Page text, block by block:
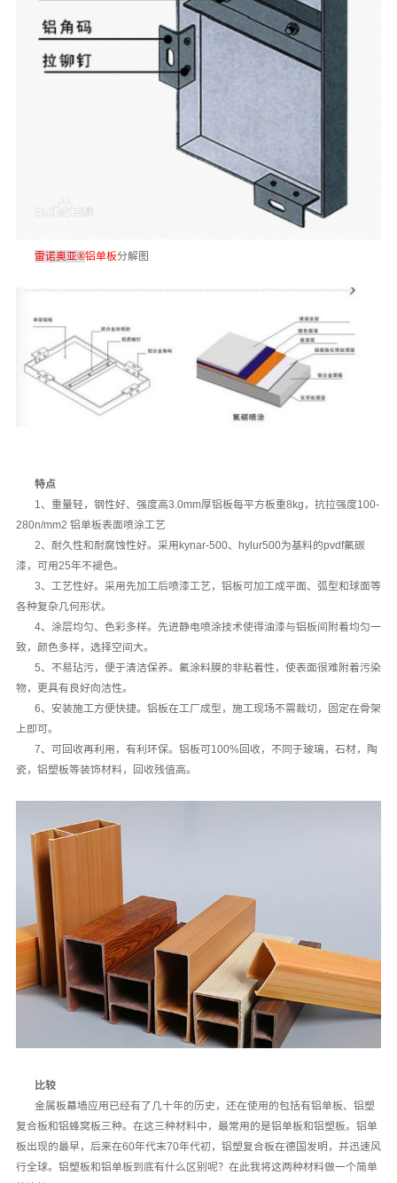
雷诺奥亚®铝单板分解图
特点
1、重量轻，钢性好、强度高3.0mm厚铝板每平方板重8kg，抗拉强度100-
280n/mm2 铝单板表面喷涂工艺
2、耐久性和耐腐蚀性好。采用kynar-500、hylur500为基料的pvdf氟碳
漆，可用25年不褪色。
3、工艺性好。采用先加工后喷漆工艺，铝板可加工成平面、弧型和球面等
各种复杂几何形状。
4、涂层均匀、色彩多样。先进静电喷涂技术使得油漆与铝板间附着均匀一
致，颜色多样，选择空间大。
5、不易玷污，便于清洁保养。氟涂料膜的非粘着性，使表面很难附着污染
物，更具有良好向洁性。
6、安装施工方便快捷。铝板在工厂成型，施工现场不需裁切，固定在骨架
上即可。
7、可回收再利用，有利环保。铝板可100%回收，不同于玻璃，石材，陶
瓷，铝塑板等装饰材料，回收残值高。
比较
金属板幕墙应用已经有了几十年的历史，还在使用的包括有铝单板、铝塑
复合板和铝蜂窝板三种。在这三种材料中，最常用的是铝单板和铝塑板。铝单
板出现的最早，后来在60年代末70年代初，铝塑复合板在德国发明，并迅速风
行全球。铝塑板和铝单板到底有什么区别呢？在此我将这两种材料做一个简单